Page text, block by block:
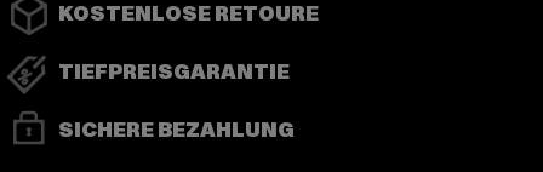
KOSTENLOSE RETOURE
TIEFPREISGARANTIE
SICHERE BEZAHLUNG